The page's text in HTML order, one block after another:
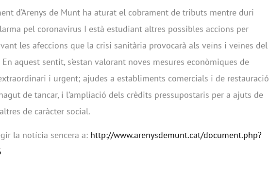
d’Arenys de Munt ha aturat el cobrament de tributs mentre duri
pel coronavirus I està estudiant altres possibles accions per
les afeccions que la crisi sanitària provocarà als veïns i veïnes del
aquest sentit, s’estan valorant noves mesures econòmiques de
i urgent; ajudes a establiments comercials i de restauració
de tancar, i l’ampliació dels crèdits pressupostaris per a ajuts de
de caràcter social.
la notícia sencera a: http://www.arenysdemunt.cat/document.php?